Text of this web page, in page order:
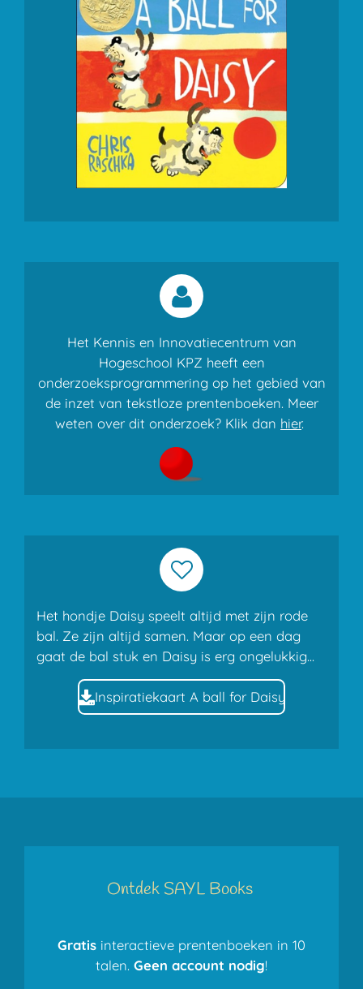
Het Kennis en Innovatiecentrum van
Hogeschool KPZ heeft een
onderzoeksprogrammering op het gebied van
de inzet van tekstloze prentenboeken. Meer
weten over dit onderzoek? Klik dan hier.
Het hondje Daisy speelt altijd met zijn rode
bal. Ze zijn altijd samen. Maar op een dag
gaat de bal stuk en Daisy is erg ongelukkig...
Inspiratiekaart A ball for Daisy
Ontdek SAYL Books
Gratis interactieve prentenboeken in 10
talen. Geen account nodig!